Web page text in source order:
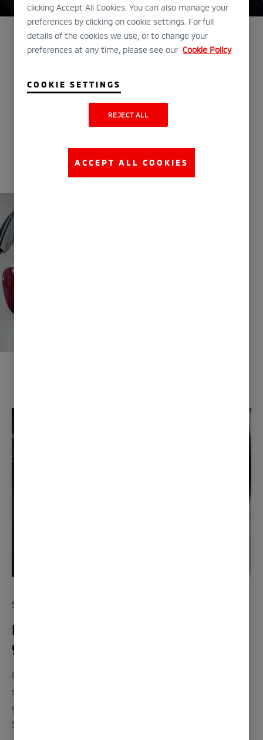
INTERIØR OG BAGASJEROM
Mitsubishi ASX PHEV har en bred bakluke som gjør
lasting og lossing enkelt. Med fem personer i bilen
STILIG OG ALLSIDIG INTERIØR
Enkelt å transportere større
gjenstander
Baksetet har en enkel utløserknapp for å felle ned
seteryggen dersom du skal transportere større
gjenstander. Bakseteryggen er nedfellbar (1/3 +2/3).
Skyv hele baksetet fremover for enda mer lasteplass.
clicking Accept All Cookies. You can also manage your
preferences by clicking on cookie settings. For full
details of the cookies we use, or to change your
preferences at any time, please see our Cookie Policy
COOKIE SETTINGS
REJECT ALL
ACCEPT ALL COOKIES